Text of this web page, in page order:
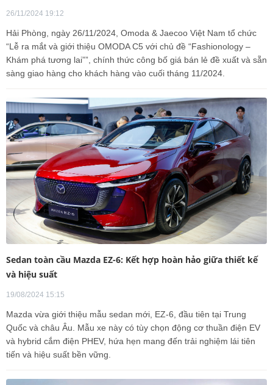
26/11/2024 19:12
Hải Phòng, ngày 26/11/2024, Omoda & Jaecoo Việt Nam tổ chức
“Lễ ra mắt và giới thiệu OMODA C5 với chủ đề “Fashionology –
Khám phá tương lai””, chính thức công bố giá bán lẻ đề xuất và sẵn
sàng giao hàng cho khách hàng vào cuối tháng 11/2024.
Sedan toàn cầu Mazda EZ-6: Kết hợp hoàn hảo giữa thiết kế
và hiệu suất
19/08/2024 15:15
Mazda vừa giới thiệu mẫu sedan mới, EZ-6, đầu tiên tại Trung
Quốc và châu Âu. Mẫu xe này có tùy chọn động cơ thuần điện EV
và hybrid cắm điện PHEV, hứa hẹn mang đến trải nghiệm lái tiên
tiến và hiệu suất bền vững.